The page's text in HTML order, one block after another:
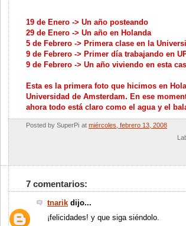
19 de Enero -> Un año posteando
29 de Enero -> Un año en Holanda
5 de Febrero -> Primera clase en la
9 de Febrero -> Primer día trabajando en
9 de Febrero -> Un año viviendo en esta
Esta es la primera foto que hicimos en
Universidad de Amsterdam. En ese
ahora todo está claro como el agua y el
Posted by SuperPi at miércoles, febrero 13, 2008
7 comentarios:
tnarik dijo...
¡felicidades! y que siga siéndolo.